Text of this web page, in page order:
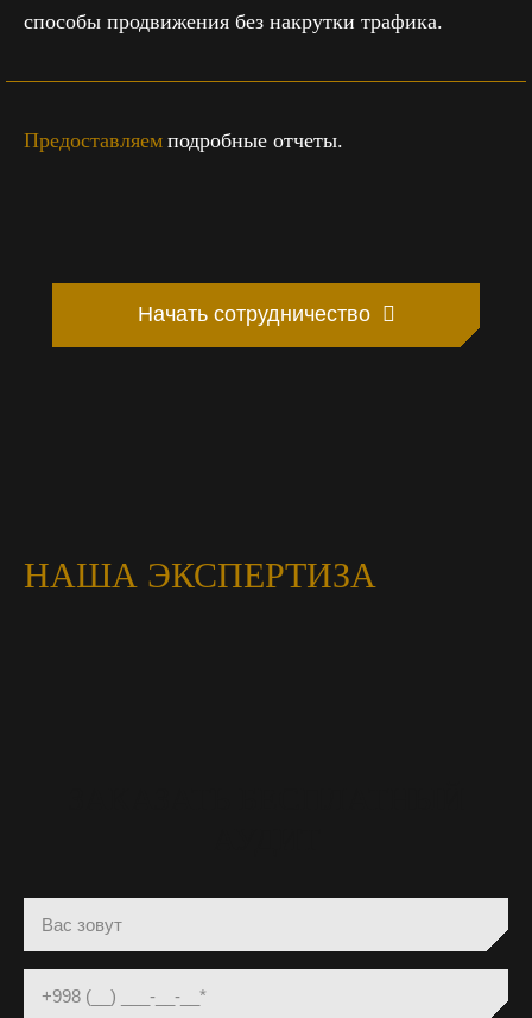
способы продвижения без накрутки трафика.
Предоставляем подробные отчеты.
Начать сотрудничество
НАША ЭКСПЕРТИЗА